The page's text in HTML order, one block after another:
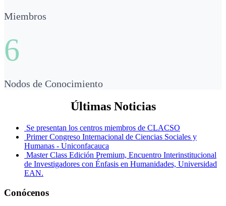
Miembros
6
Nodos de Conocimiento
Últimas Noticias
Se presentan los centros miembros de CLACSO
Primer Congreso Internacional de Ciencias Sociales y
Humanas - Uniconfacauca
Master Class Edición Premium, Encuentro Interinstitucional
de Investigadores con Énfasis en Humanidades, Universidad
EAN.
Conócenos